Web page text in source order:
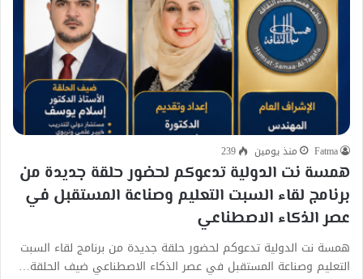
Fatma منذ يومين 239
همسة نت الدولية تدعوكم لحضور حلقة جديدة من
برنامج لقاء السبت التعليم وصناعة المستقبل في
عصر الذكاء الاصطناعي
همسة نت الدولية تدعوكم لحضور حلقة جديدة من برنامج لقاء السبت
التعليم وصناعة المستقبل في عصر الذكاء الاصطناعي ضيف الحلقة…